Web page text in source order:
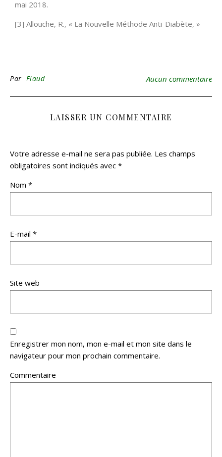
mai 2018.
[3] Allouche, R., « La Nouvelle Méthode Anti-Diabète, »
Par Flaud Aucun commentaire
LAISSER UN COMMENTAIRE
Votre adresse e-mail ne sera pas publiée. Les champs
obligatoires sont indiqués avec *
Nom *
E-mail *
Site web
Enregistrer mon nom, mon e-mail et mon site dans le
navigateur pour mon prochain commentaire.
Commentaire